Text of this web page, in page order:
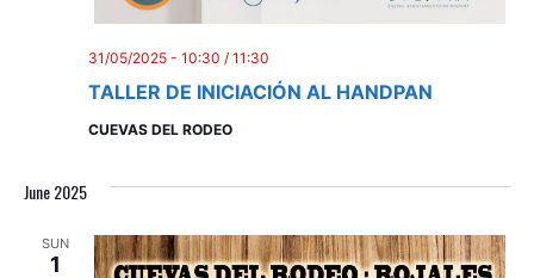
TALLER DE INICIACIÓN AL HANDPAN
31/05/2025 - 10:30 / 11:30
CUEVAS DEL RODEO
June 2025
SUN
1